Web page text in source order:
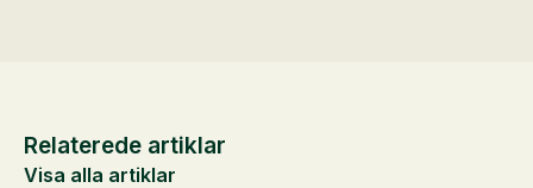
Relaterede artiklar
Visa alla artiklar